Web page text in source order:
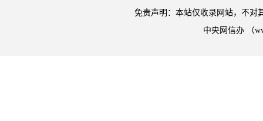
免责声明：本站仅收录网站，不对
中央网信办 （